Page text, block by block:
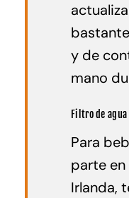
y de
mano
Filtro de agua
Para
parte
Irlanda,